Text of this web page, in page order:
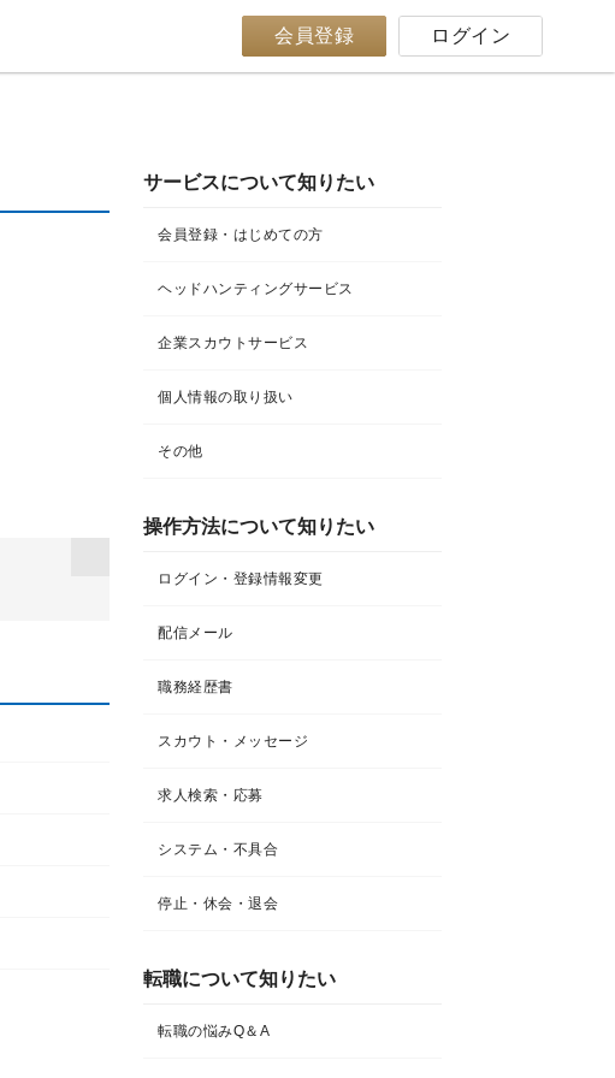
会員登録 ログイン
サービスについて知りたい
会員登録・はじめての方
ヘッドハンティングサービス
企業スカウトサービス
個人情報の取り扱い
その他
操作方法について知りたい
ログイン・登録情報変更
配信メール
職務経歴書
スカウト・メッセージ
求人検索・応募
システム・不具合
停止・休会・退会
転職について知りたい​
転職の悩みQ＆A​